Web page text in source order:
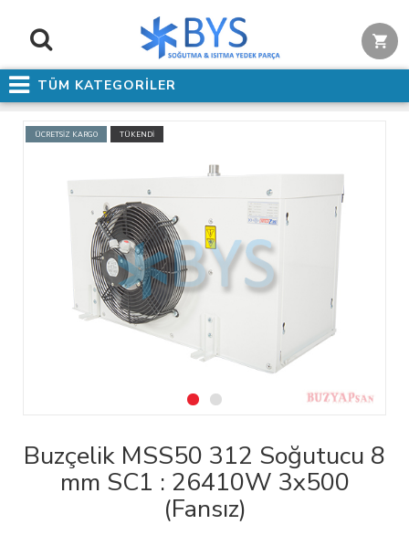
TÜM KATEGORİLER
ÜCRETSİZ KARGO TÜKENDİ
Buzçelik MSS50 312 Soğutucu 8
mm SC1 : 26410W 3x500
(Fansız)